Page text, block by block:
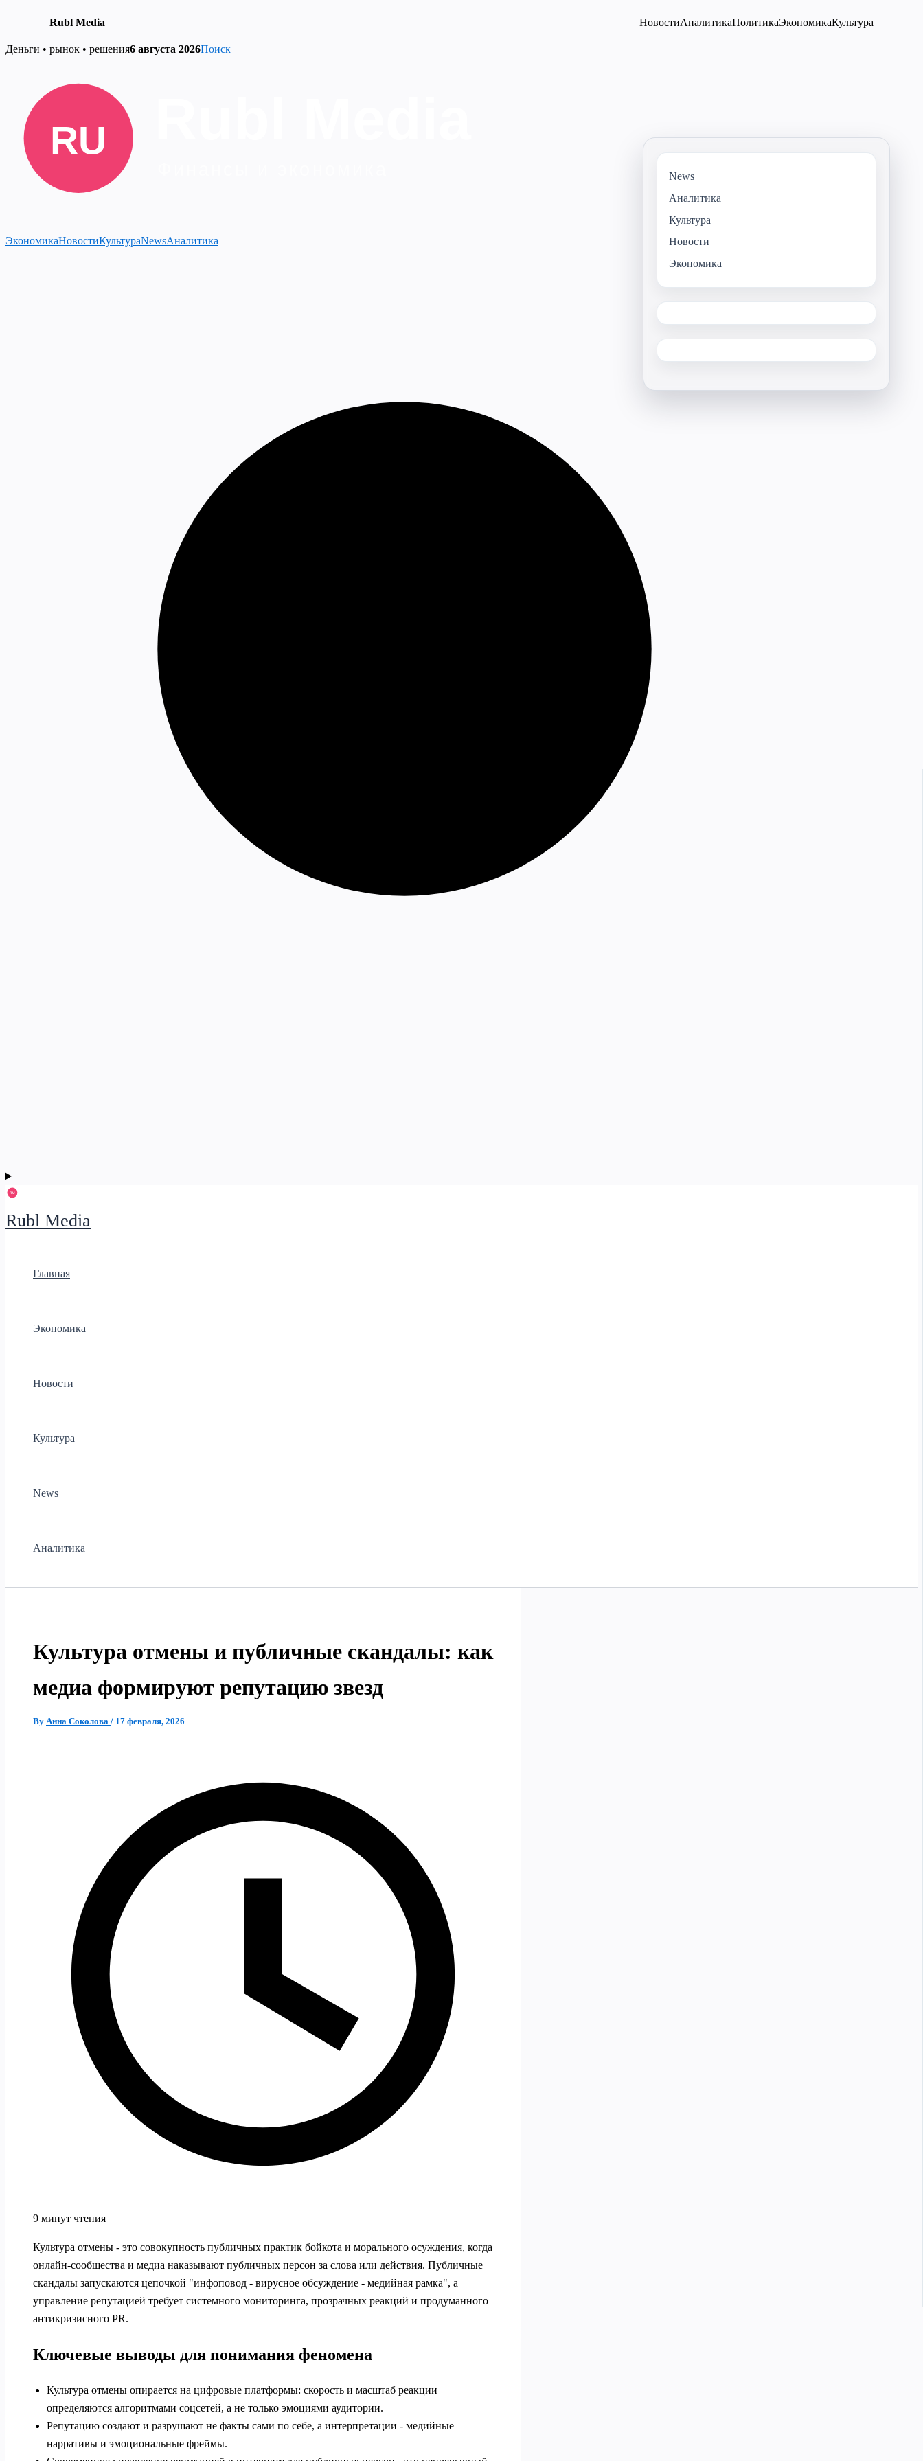
Rubl Media НовостиАналитикаПолитикаЭкономикаКультура
Skip
Деньги • рынок • решения6 августа 2026Поиск
ЭкономикаНовостиКультураNewsАналитика
Rubl Media
Главная
Экономика
Новости
Культура
News
Аналитика
Культура отмены и публичные скандалы: как
медиа формируют репутацию звезд
By Анна Соколова / 17 февраля, 2026
9 минут чтения
Культура отмены - это совокупность публичных практик бойкота и морального осуждения, когда
онлайн‑сообщества и медиа наказывают публичных персон за слова или действия. Публичные
скандалы запускаются цепочкой "инфоповод - вирусное обсуждение - медийная рамка", а
управление репутацией требует системного мониторинга, прозрачных реакций и продуманного
антикризисного PR.
Ключевые выводы для понимания феномена
Культура отмены опирается на цифровые платформы: скорость и масштаб реакции
определяются алгоритмами соцсетей, а не только эмоциями аудитории.
Репутацию создают и разрушают не факты сами по себе, а интерпретации - медийные
нарративы и эмоциональные фреймы.
News
Аналитика
Культура
Новости
Экономика